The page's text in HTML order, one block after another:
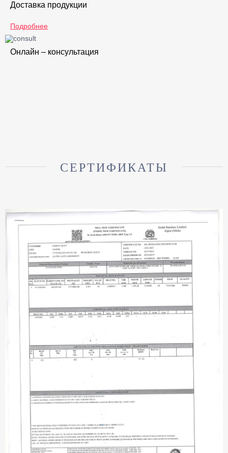
Доставка продукции
Подробнее
Онлайн – консультация
СЕРТИФИКАТЫ